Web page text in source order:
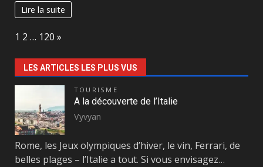
Lire la suite
Page:
1 2 … 120 Next
»
LES ARTICLES LES PLUS VUS
TOURISME
A la découverte de l’Italie
Vyvyan
Rome, les Jeux olympiques d’hiver, le vin, Ferrari, de
belles plages – l’Italie a tout. Si vous envisagez…